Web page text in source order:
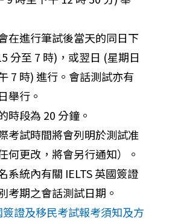
在進行筆試後當天的同日下
分至 7 時)，或翌日 (星期日
7 時) 進行。會話測試亦有
舉行。
時段為 20 分鐘。
考試時間將會列明於測試准
何更改，將會另行通知）。
系統內有關 IELTS 英國簽證
考期之會話測試日期。
簽證及移民考試報考須知及方